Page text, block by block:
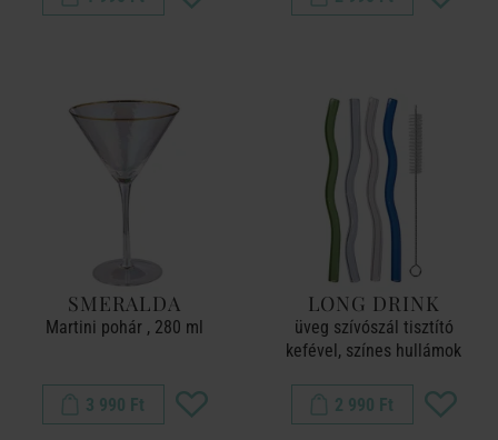
SMERALDA
Martini pohár , 280 ml
3 990 Ft
LONG DRINK
üveg szívószál tisztító
kefével, színes hullámok
2 990 Ft